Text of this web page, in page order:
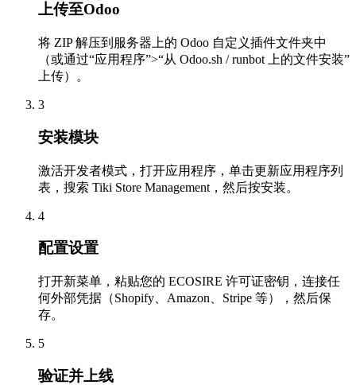
上传至Odoo
将 ZIP 解压到服务器上的 Odoo 自定义插件文件夹中
（或通过“应用程序”>“从 Odoo.sh / runbot 上的文件安装”
上传）。
3
安装模块
激活开发者模式，打开应用程序，单击更新应用程序列
表，搜索 Tiki Store Management，然后按安装。
4
配置设置
打开新菜单，粘贴您的 ECOSIRE 许可证密钥，连接任
何外部凭据（Shopify、Amazon、Stripe 等），然后保
存。
5
验证并上线